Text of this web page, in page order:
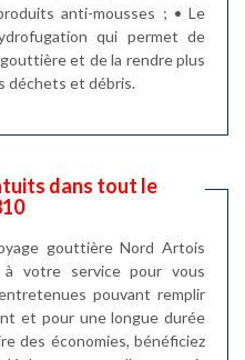
anti-mousses ; • Le
qui permet de
et de la rendre plus
déchets et débris.
dans tout le
gouttière Nord Artois
votre service pour vous
pouvant remplir
et pour une longue durée
des économies, bénéficiez